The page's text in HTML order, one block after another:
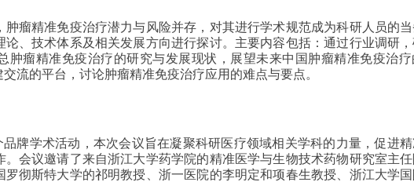
瘤精准免疫治疗潜力与风险并存，对其进行学术规范成为科研人员的当
、技术体系及相关发展方向进行探讨。主要内容包括：通过行业调研
肿瘤精准免疫治疗的研究与发展现状，展望未来中国肿瘤精准免疫治
流的平台，讨论肿瘤精准免疫治疗应用的难点与要点。
品牌学术活动，本次会议旨在凝聚科研医疗领域相关学科的力量，促进
会议邀请了来自浙江大学药学院的精准医学与生物技术药物研究室主任
彻斯特大学的祁明教授、浙一医院的李明定和项春生教授、浙江大学